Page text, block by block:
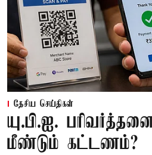
தேசிய செய்திகள்
யு.பி.ஐ.
மீண்டும் கட்டணம்?